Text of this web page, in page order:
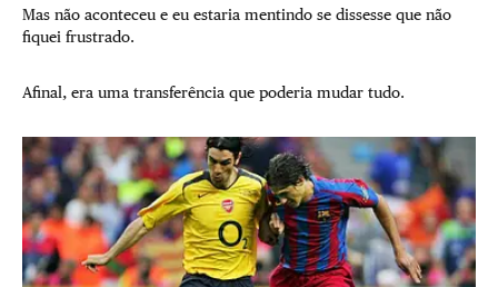
Mas não aconteceu e eu estaria mentindo se dissesse que não
fiquei frustrado.
Afinal, era uma transferência que poderia mudar tudo.